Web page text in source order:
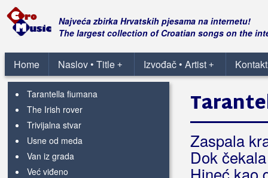
Najveća zbirka Hrvatskih pjesama na internetu!
The largest collection of Croatian songs on the
Home +
Naslov • Title +
Izvođač • Artist
Spanish lady
Star of the country down
Streams of the whiskey
Svjetla kontinentala
Tarantella fiumana
The Irish rover
Trivijalna stvar
Usne od meda
Van iz grada
Već viđeno
Zaspala
Dok